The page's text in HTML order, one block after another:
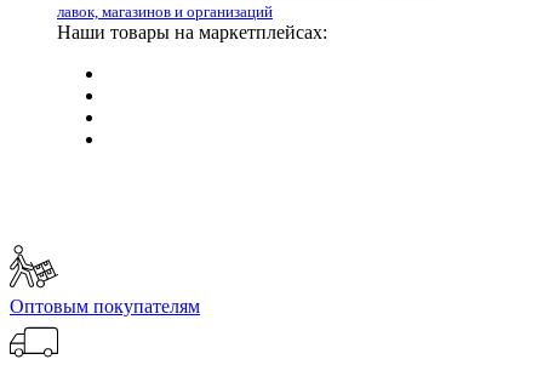
лавок, магазинов и организаций
Наши товары на маркетплейсах:
Оптовым покупателям